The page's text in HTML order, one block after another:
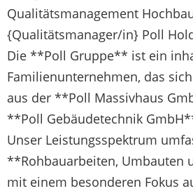
Qualitätsmanagement
{Qualitätsmanager/in} Poll
Die **Poll Gruppe** ist ein
Familienunternehmen, das
aus der **Poll Massivhaus
**Poll Gebäudetechnik
Unser Leistungsspektrum
**Rohbauarbeiten, Umbauten
mit einem besonderen Fokus